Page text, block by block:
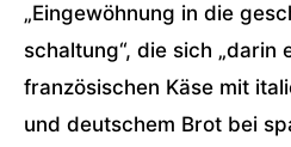
„Eingewöhnung in die
schaltung“, die sich „darin
französischen Käse mit
und deutschem Brot bei